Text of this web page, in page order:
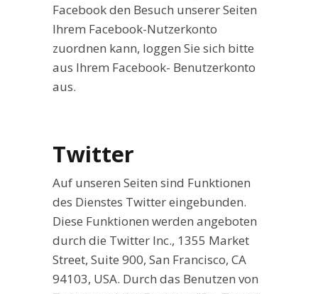
Facebook den Besuch unserer Seiten
Ihrem Facebook-Nutzerkonto
zuordnen kann, loggen Sie sich bitte
aus Ihrem Facebook- Benutzerkonto
aus.
Twitter
Auf unseren Seiten sind Funktionen
des Dienstes Twitter eingebunden.
Diese Funktionen werden angeboten
durch die Twitter Inc., 1355 Market
Street, Suite 900, San Francisco, CA
94103, USA. Durch das Benutzen von